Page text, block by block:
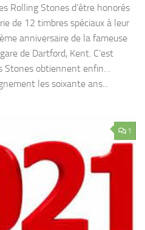
Rolling Stones d’être honorés
de 12 timbres spéciaux à leur
anniversaire de la fameuse
de Dartford, Kent. C’est
Stones obtiennent enfin…
les soixante ans...
1